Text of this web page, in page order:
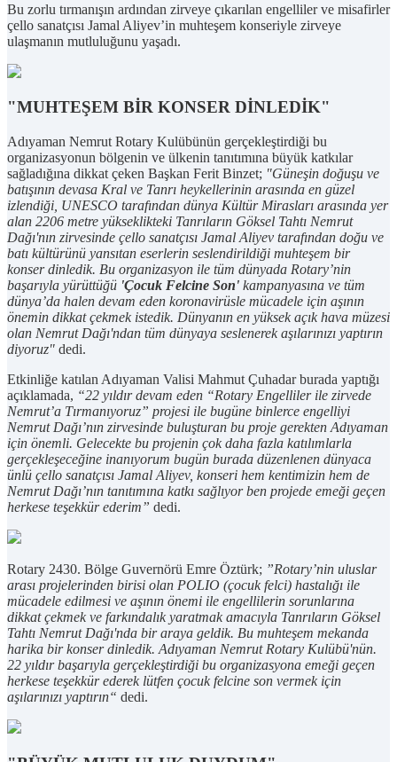
Bu zorlu tırmanışın ardından zirveye çıkarılan engelliler ve misafirler
çello sanatçısı Jamal Aliyev’in muhteşem konseriyle zirveye
ulaşmanın mutluluğunu yaşadı.
"MUHTEŞEM BİR KONSER DİNLEDİK"
Adıyaman Nemrut Rotary Kulübünün gerçekleştirdiği bu
organizasyonun bölgenin ve ülkenin tanıtımına büyük katkılar
sağladığına dikkat çeken Başkan Ferit Binzet; "Güneşin doğuşu ve
batışının devasa Kral ve Tanrı heykellerinin arasında en güzel
izlendiği, UNESCO tarafından dünya Kültür Mirasları arasında yer
alan 2206 metre yükseklikteki Tanrıların Göksel Tahtı Nemrut
Dağı'nın zirvesinde çello sanatçısı Jamal Aliyev tarafından doğu ve
batı kültürünü yansıtan eserlerin seslendirildiği muhteşem bir
konser dinledik. Bu organizasyon ile tüm dünyada Rotary’nin
başarıyla yürüttüğü 'Çocuk Felcine Son' kampanyasına ve tüm
dünya’da halen devam eden koronavirüsle mücadele için aşının
önemin dikkat çekmek istedik. Dünyanın en yüksek açık hava müzesi
olan Nemrut Dağı'ndan tüm dünyaya seslenerek aşılarınızı yaptırın
diyoruz" dedi.
Etkinliğe katılan Adıyaman Valisi Mahmut Çuhadar burada yaptığı
açıklamada, “22 yıldır devam eden “Rotary Engelliler ile zirvede
Nemrut’a Tırmanıyoruz” projesi ile bugüne binlerce engelliyi
Nemrut Dağı’nın zirvesinde buluşturan bu proje gerekten Adıyaman
için önemli. Gelecekte bu projenin çok daha fazla katılımlarla
gerçekleşeceğine inanıyorum bugün burada düzenlenen dünyaca
ünlü çello sanatçısı Jamal Aliyev, konseri hem kentimizin hem de
Nemrut Dağı’nın tanıtımına katkı sağlıyor ben projede emeği geçen
herkese teşekkür ederim” dedi.
Rotary 2430. Bölge Guvernörü Emre Öztürk; ”Rotary’nin uluslar
arası projelerinden birisi olan POLIO (çocuk felci) hastalığı ile
mücadele edilmesi ve aşının önemi ile engellilerin sorunlarına
dikkat çekmek ve farkındalık yaratmak amacıyla Tanrıların Göksel
Tahtı Nemrut Dağı'nda bir araya geldik. Bu muhteşem mekanda
harika bir konser dinledik. Adıyaman Nemrut Rotary Kulübü'nün.
22 yıldır başarıyla gerçekleştirdiği bu organizasyona emeği geçen
herkese teşekkür ederek lütfen çocuk felcine son vermek için
aşılarınızı yaptırın“ dedi.